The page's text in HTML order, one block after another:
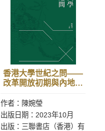
香港大學世紀之問——
改革開放初期與內地交
作者：陳婉瑩
出版日期：2023年10月
出版：三聯書店（香港）有